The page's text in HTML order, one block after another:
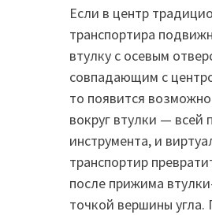
Если в центр
транспортира
втулку с осевым
совпадающим с
то появится
вокруг втулки — всей
инструмента, и
транспортир
после прижима
точкой вершины угла.